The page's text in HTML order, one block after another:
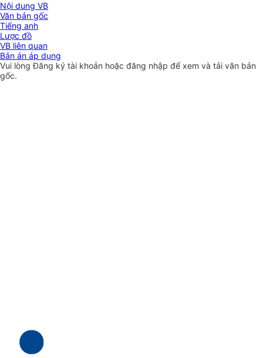
Nội dung VB
Văn bản gốc
Tiếng anh
Lược đồ
VB liên quan
Bản án áp dụng
Vui lòngĐăng ký tài khoản hoặc đăng nhập để xem và tải văn bản
gốc.